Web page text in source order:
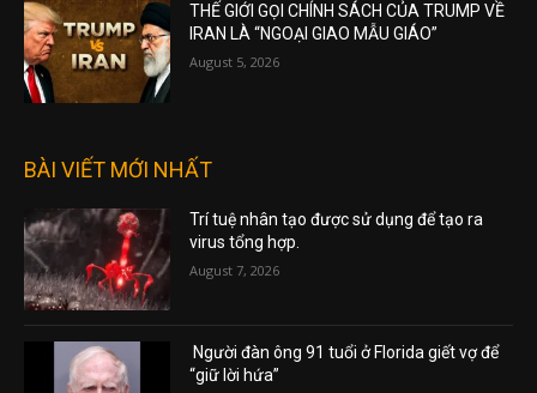
THẾ GIỚI GỌI CHÍNH SÁCH CỦA TRUMP VỀ
IRAN LÀ “NGOẠI GIAO MẪU GIÁO”
August 5, 2026
BÀI VIẾT MỚI NHẤT
Trí tuệ nhân tạo được sử dụng để tạo ra
virus tổng hợp.
August 7, 2026
Người đàn ông 91 tuổi ở Florida giết vợ để
“giữ lời hứa”